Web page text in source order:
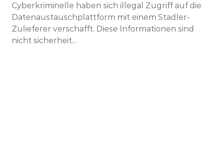
Cyberkriminelle haben sich illegal Zugriff auf die
Datenaustauschplattform mit einem Stadler-
Zulieferer verschafft. Diese Informationen sind
nicht sicherheit...